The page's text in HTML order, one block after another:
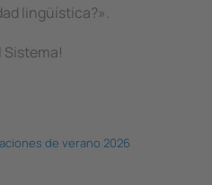
lingüística?».
Sistema!
de verano 2026